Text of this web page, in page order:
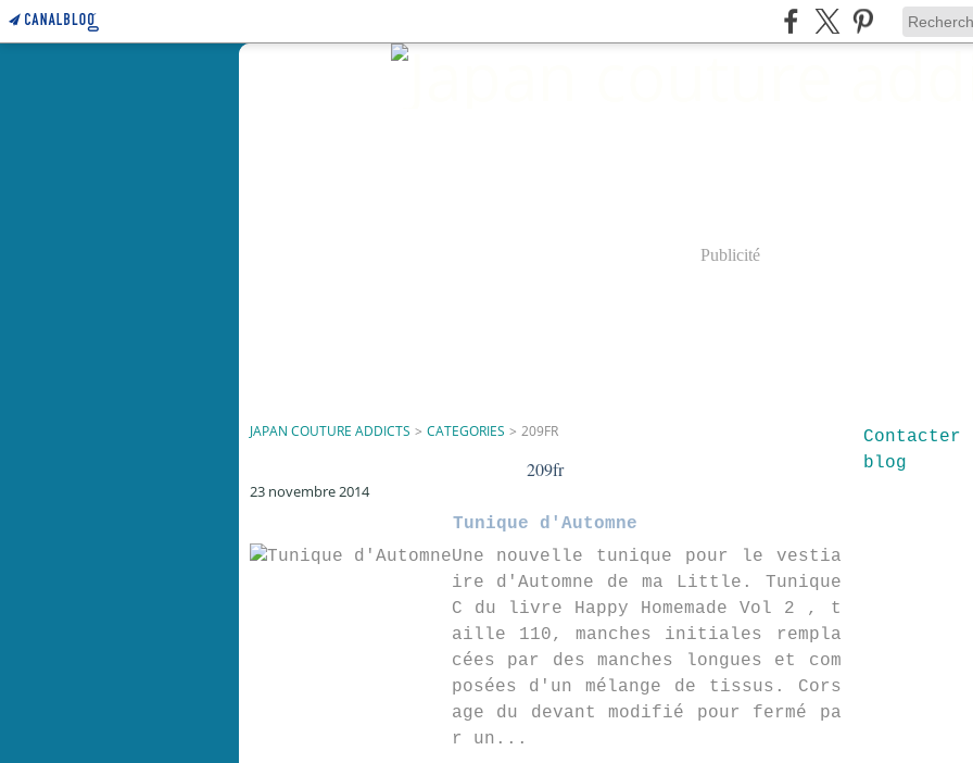
Publicité
JAPAN COUTURE ADDICTS > CATEGORIES > 209FR
209fr
23 novembre 2014
Tunique d'Automne
Une nouvelle tunique pour le vestia
ire d'Automne de ma Little. Tunique
C du livre Happy Homemade Vol 2 , t
aille 110, manches initiales rempla
cées par des manches longues et com
posées d'un mélange de tissus. Cors
age du devant modifié pour fermé pa
r un...
blog